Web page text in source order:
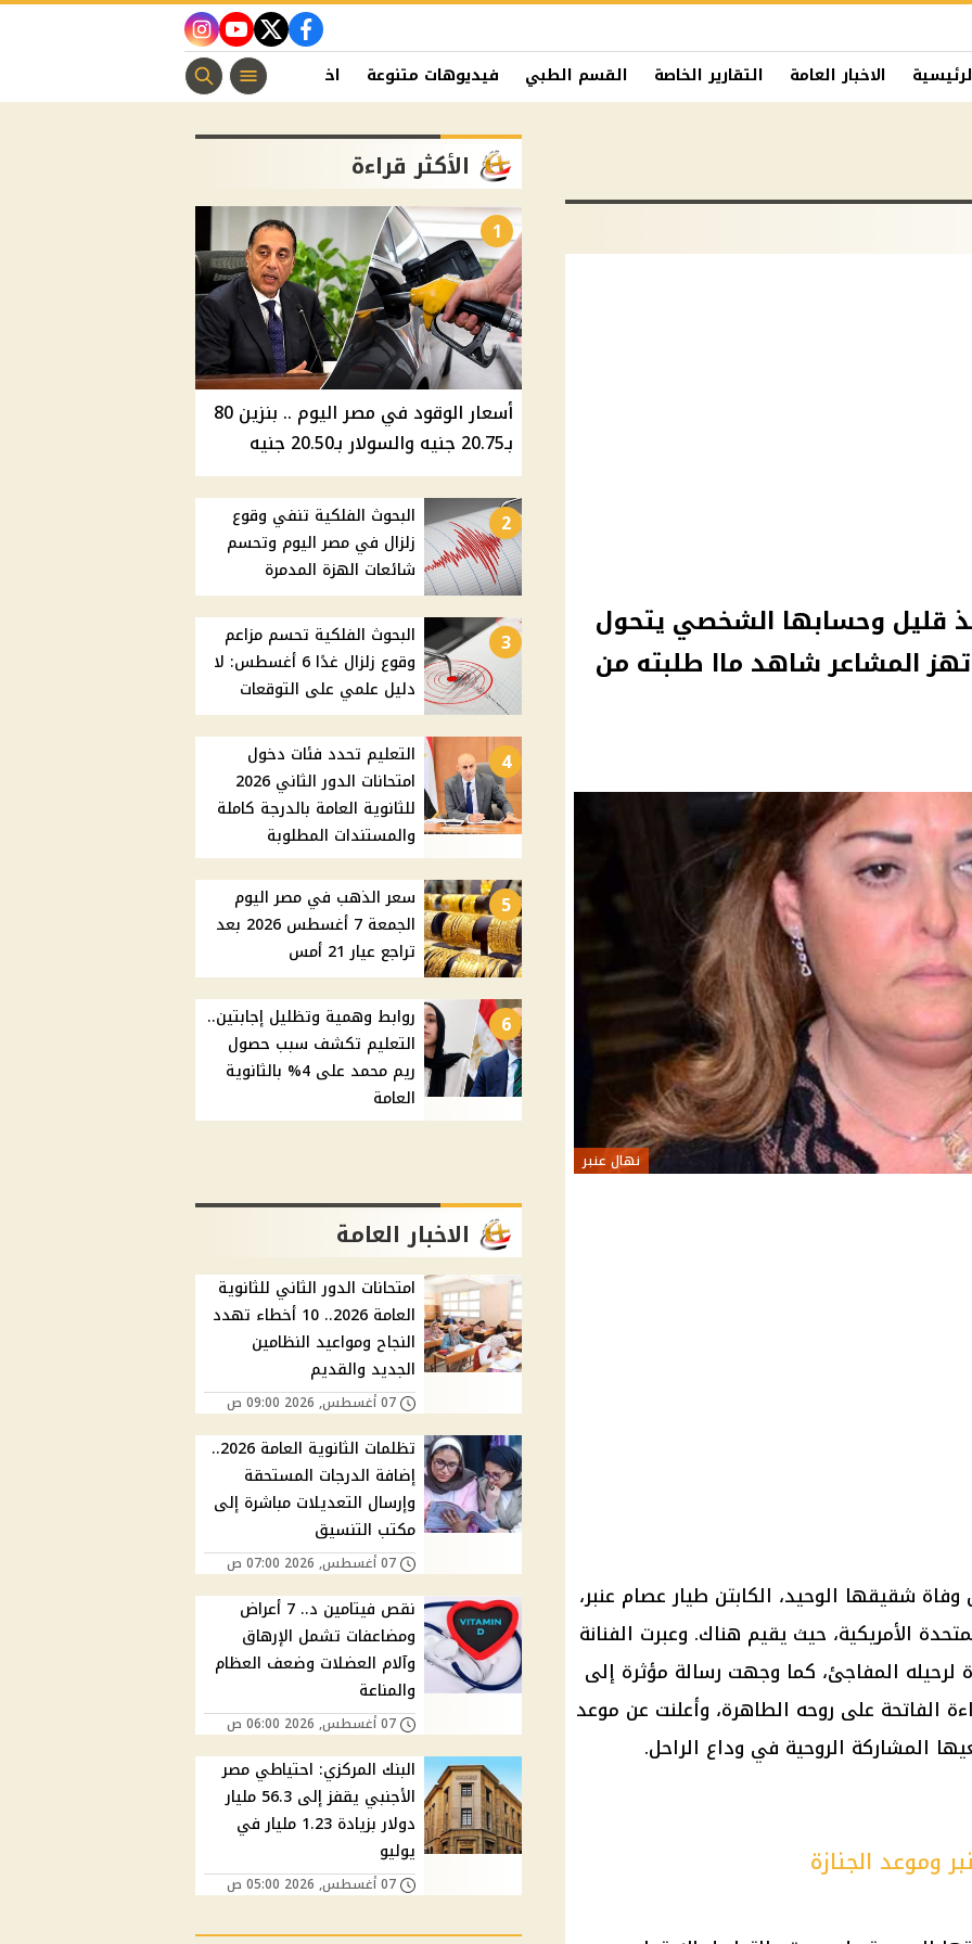
facebook
twitter
youtube
instagram
الاخبار العامة التقارير الخاصة القسم الطبي فيديوهات متنوعة اخبار الفن منوعات مسيحية
قليل وحسابها الشخصي يتحول
تهز المشاعر شاهد ماا طلبته من
نهال عنبر
وفاة شقيقها الوحيد، الكابتن طيار عصام عنبر،
الأمريكية، حيث يقيم هناك. وعبرت الفنانة
لرحيله المفاجئ، كما وجهت رسالة مؤثرة إلى
الفاتحة على روحه الطاهرة، وأعلنت عن موعد
المشاركة الروحية في وداع الراحل.
وموعد الجنازة
الأكثر قراءة
1
أسعار الوقود في مصر اليوم .. بنزين 80
بـ20.75 جنيه والسولار بـ20.50 جنيه
2
البحوث الفلكية تنفي وقوع
زلزال في مصر اليوم وتحسم
شائعات الهزة المدمرة
3
البحوث الفلكية تحسم مزاعم
وقوع زلزال غدًا 6 أغسطس: لا
دليل علمي على التوقعات
4
التعليم تحدد فئات دخول
امتحانات الدور الثاني 2026
للثانوية العامة بالدرجة كاملة
والمستندات المطلوبة
5
سعر الذهب في مصر اليوم
الجمعة 7 أغسطس 2026 بعد
تراجع عيار 21 أمس
6
روابط وهمية وتظليل إجابتين..
التعليم تكشف سبب حصول
ريم محمد على 4% بالثانوية
العامة
الاخبار العامة
امتحانات الدور الثاني للثانوية
العامة 2026.. 10 أخطاء تهدد
النجاح ومواعيد النظامين
الجديد والقديم
07 أغسطس, 2026 09:00 ص
تظلمات الثانوية العامة 2026..
إضافة الدرجات المستحقة
وإرسال التعديلات مباشرة إلى
مكتب التنسيق
07 أغسطس, 2026 07:00 ص
نقص فيتامين د.. 7 أعراض
ومضاعفات تشمل الإرهاق
وآلام العضلات وضعف العظام
والمناعة
07 أغسطس, 2026 06:00 ص
البنك المركزي: احتياطي مصر
الأجنبي يقفز إلى 56.3 مليار
دولار بزيادة 1.23 مليار في
يوليو
07 أغسطس, 2026 05:00 ص